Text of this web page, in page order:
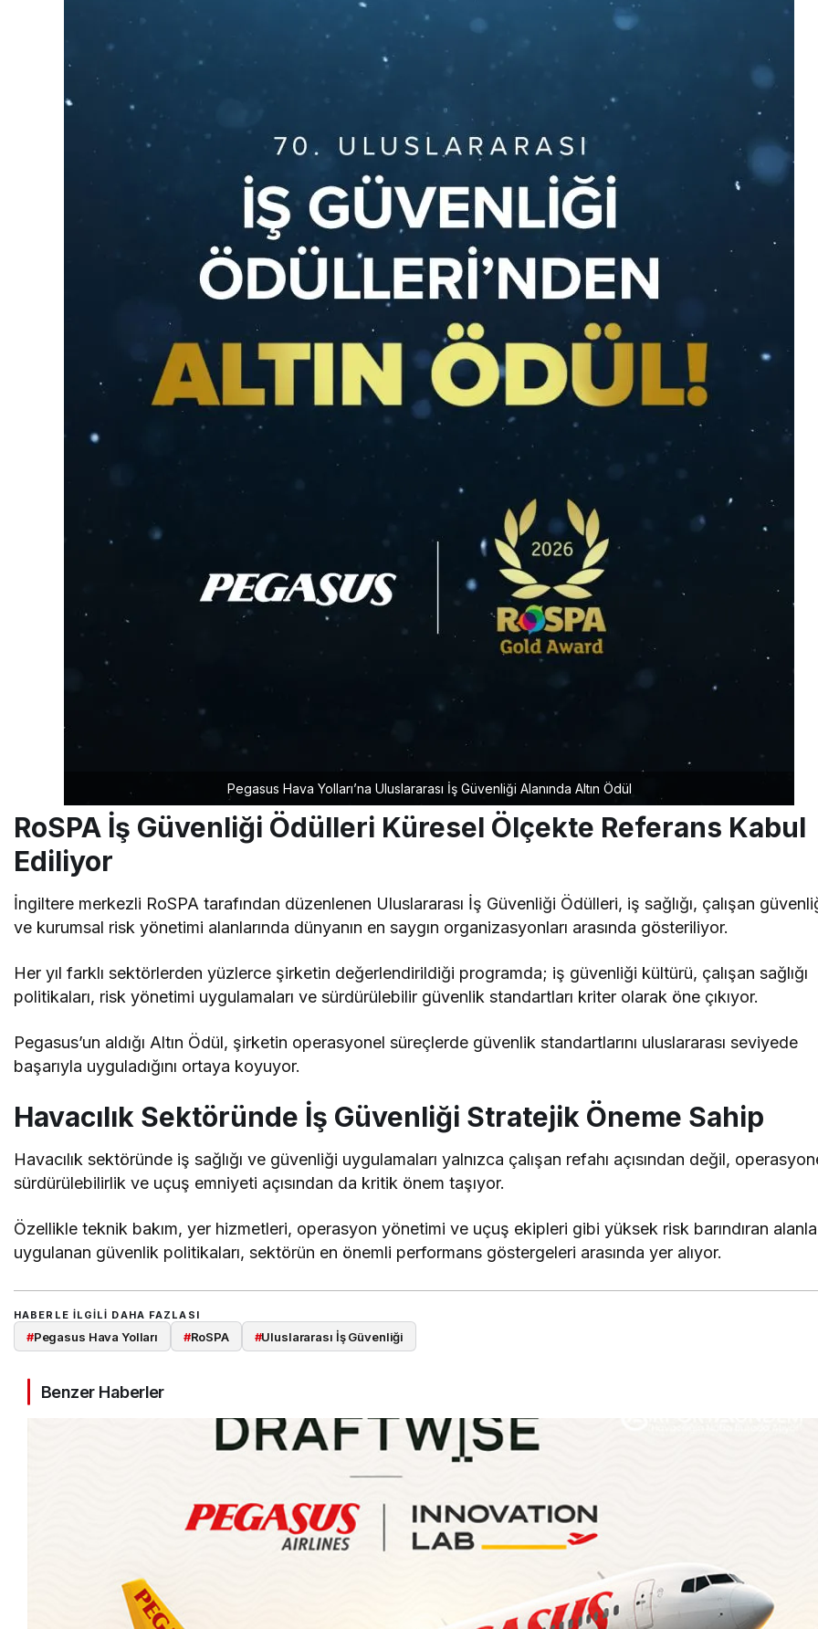
Pegasus Hava Yolları’na Uluslararası İş Güvenliği Alanında Altın Ödül
RoSPA İş Güvenliği Ödülleri Küresel Ölçekte Referans Kabul
Ediliyor
İngiltere merkezli RoSPA tarafından düzenlenen Uluslararası İş Güvenliği Ödülleri, iş sağlığı, çalışan
ve kurumsal risk yönetimi alanlarında dünyanın en saygın organizasyonları arasında gösteriliyor.
Her yıl farklı sektörlerden yüzlerce şirketin değerlendirildiği programda; iş güvenliği kültürü, çalışan sağlığı
politikaları, risk yönetimi uygulamaları ve sürdürülebilir güvenlik standartları kriter olarak öne çıkıyor.
Pegasus’un aldığı Altın Ödül, şirketin operasyonel süreçlerde güvenlik standartlarını uluslararası seviyede
başarıyla uyguladığını ortaya koyuyor.
Havacılık Sektöründe İş Güvenliği Stratejik Öneme Sahip
Havacılık sektöründe iş sağlığı ve güvenliği uygulamaları yalnızca çalışan refahı açısından değil,
sürdürülebilirlik ve uçuş emniyeti açısından da kritik önem taşıyor.
Özellikle teknik bakım, yer hizmetleri, operasyon yönetimi ve uçuş ekipleri gibi yüksek risk barındıran
uygulanan güvenlik politikaları, sektörün en önemli performans göstergeleri arasında yer alıyor.
HABERLE ILGILI DAHA FAZLASI
#Pegasus Hava Yolları #RoSPA #Uluslararası İş Güvenliği
Benzer Haberler